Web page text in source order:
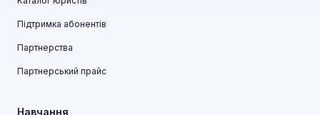
Підтримка абонентів
Партнерства
Партнерський прайс
Навчання